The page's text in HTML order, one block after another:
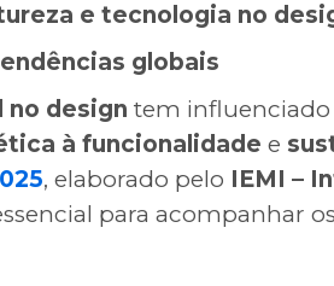
e tecnologia no
globais
no design tem
à funcionalidade e
, elaborado pelo IEMI –
para acompanhar